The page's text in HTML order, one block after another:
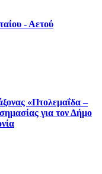
- Αετού
«Πτολεμαΐδα –
για τον Δήμο